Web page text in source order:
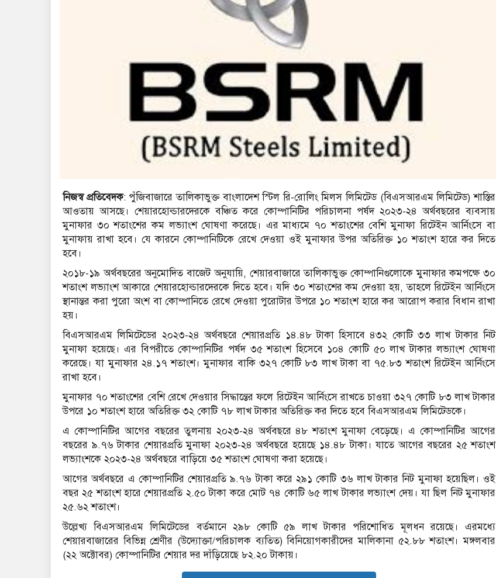
নিজস্ব প্রতিবেদক: পুঁজিবাজারে তালিকাভুক্ত বাংলাদেশ স্টিল রি-রোলিং মিলস লিমিটেড (বিএসআরএম লিমিটেড) শাস্তির
আওতায় আসছে। শেয়ারহোল্ডারদেরকে বঞ্চিত করে কোম্পানিটির পরিচালনা পর্ষদ ২০২৩-২৪ অর্থবছরের ব্যবসায়
মুনাফার ৩০ শতাংশের কম লভ্যাংশ ঘোষণা করেছে। এর মাধ্যমে ৭০ শতাংশের বেশি মুনাফা রিটেইন আর্নিংসে বা
মুনাফায় রাখা হবে। যে কারনে কোম্পানিটিকে রেখে দেওয়া ওই মুনাফার উপর অতিরিক্ত ১০ শতাংশ হারে কর দিতে
হবে।
২০১৮-১৯ অর্থবছরের অনুমোদিত বাজেট অনুযায়ি, শেয়ারবাজারে তালিকাভুক্ত কোম্পানিগুলোকে মুনাফার কমপক্ষে ৩০
শতাংশ লভ্যাংশ আকারে শেয়ারহোল্ডারদেরকে দিতে হবে। যদি ৩০ শতাংশের কম দেওয়া হয়, তাহলে রিটেইন আর্নিংসে
স্থানান্তর করা পুরো অংশ বা কোম্পানিতে রেখে দেওয়া পুরোটার উপরে ১০ শতাংশ হারে কর আরোপ করার বিধান রাখা
হয়।
বিএসআরএম লিমিটেডের ২০২৩-২৪ অর্থবছরে শেয়ারপ্রতি ১৪.৪৮ টাকা হিসাবে ৪৩২ কোটি ৩৩ লাখ টাকার নিট
মুনাফা হয়েছে। এর বিপরীতে কোম্পানিটির পর্ষদ ৩৫ শতাংশ হিসেবে ১০৪ কোটি ৫০ লাখ টাকার লভ্যাংশ ঘোষণা
করেছে। যা মুনাফার ২৪.১৭ শতাংশ। মুনাফার বাকি ৩২৭ কোটি ৮৩ লাখ টাকা বা ৭৫.৮৩ শতাংশ রিটেইন আর্নিংসে
রাখা হবে।
মুনাফার ৭০ শতাংশের বেশি রেখে দেওয়ার সিদ্ধান্তের ফলে রিটেইন আর্নিংসে রাখতে চাওয়া ৩২৭ কোটি ৮৩ লাখ টাকার
উপরে ১০ শতাংশ হারে অতিরিক্ত ৩২ কোটি ৭৮ লাখ টাকার অতিরিক্ত কর দিতে হবে বিএসআরএম লিমিটেডকে।
এ কোম্পানিটির আগের বছরের তুলনায় ২০২৩-২৪ অর্থবছরে ৪৮ শতাংশ মুনাফা বেড়েছে। এ কোম্পানিটির আগের
বছরের ৯.৭৬ টাকার শেয়ারপ্রতি মুনাফা ২০২৩-২৪ অর্থবছরে হয়েছে ১৪.৪৮ টাকা। যাতে আগের বছরের ২৫ শতাংশ
লভ্যাংশকে ২০২৩-২৪ অর্থবছরে বাড়িয়ে ৩৫ শতাংশ ঘোষণা করা হয়েছে।
আগের অর্থবছরে এ কোম্পানিটির শেয়ারপ্রতি ৯.৭৬ টাকা করে ২৯১ কোটি ৩৬ লাখ টাকার নিট মুনাফা হয়েছিল। ওই
বছর ২৫ শতাংশ হারে শেয়ারপ্রতি ২.৫০ টাকা করে মোট ৭৪ কোটি ৬৫ লাখ টাকার লভ্যাংশ দেয়। যা ছিল নিট মুনাফার
২৫.৬২ শতাংশ।
উল্লেখ্য বিএসআরএম লিমিটেডের বর্তমানে ২৯৮ কোটি ৫৯ লাখ টাকার পরিশোধিত মূলধন রয়েছে। এরমধ্যে
শেয়ারবাজারের বিভিন্ন শ্রেণীর (উদ্যোক্তা/পরিচালক ব্যতিত) বিনিয়োগকারীদের মালিকানা ৫২.৮৮ শতাংশ। মঙ্গলবার
(২২ অক্টোবর) কোম্পানিটির শেয়ার দর দাঁড়িয়েছে ৮২.২০ টাকায়।